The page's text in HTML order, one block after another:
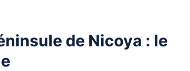
de Nicoya : le